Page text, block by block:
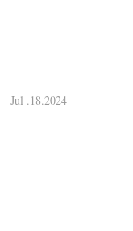
Jul .18.2024